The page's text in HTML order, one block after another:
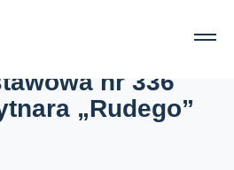
Janka Bytnara „Rudego”
nr 336
„Rudego”